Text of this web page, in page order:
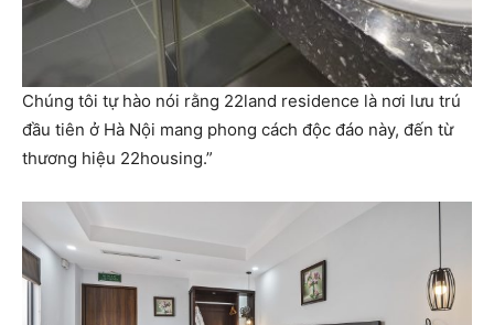
Chúng tôi tự hào nói rằng 22land residence là nơi lưu trú
đầu tiên ở Hà Nội mang phong cách độc đáo này, đến từ
thương hiệu 22housing.”